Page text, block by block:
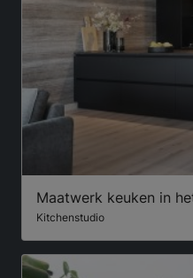
Maatwerk keuken in
Kitchenstudio